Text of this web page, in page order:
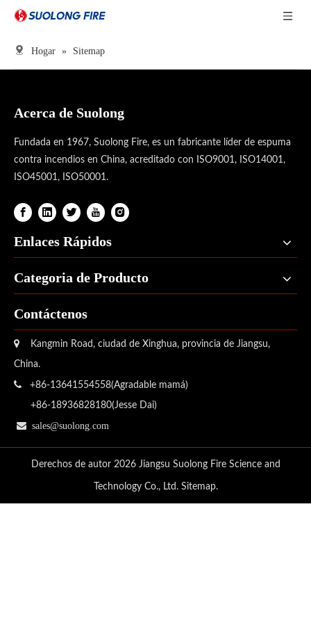
Hogar » Sitemap
Acerca de Suolong
Fundada en 1967, Suolong Fire, es un fabricante líder de espuma
contra incendios en China, acreditado con ISO9001, ISO14001,
ISO45001, ISO50001.
Enlaces Rápidos
Categoria de Producto
Contáctenos
 Kangmin Road, ciudad de Xinghua, provincia de Jiangsu,
China.
 +86-13641554558(Agradable mamá)
+86-18936828180(Jesse Dai)
 sales@suolong.com
Derechos de autor 2026Jiangsu Suolong Fire Science and
Technology Co., Ltd. Sitemap.